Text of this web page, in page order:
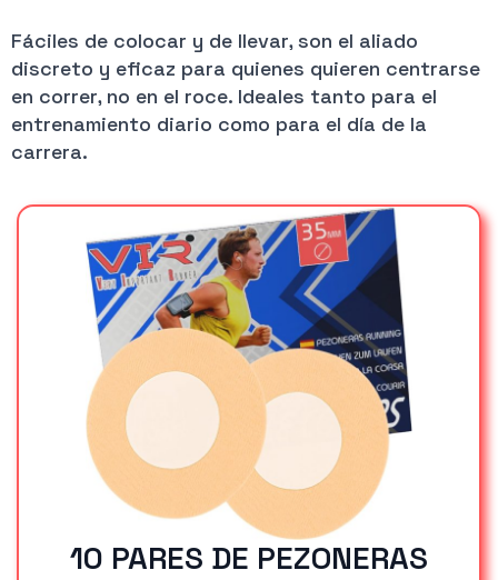
Fáciles de colocar y de llevar, son el aliado
discreto y eficaz para quienes quieren centrarse
en correr, no en el roce. Ideales tanto para el
entrenamiento diario como para el día de la
carrera.
10 PARES DE PEZONERAS